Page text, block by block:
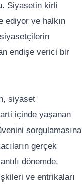
Siyasetin kirli
ediyor ve halkın
endişe verici bir
siyaset
içinde yaşanan
sorgulamasına
gerçek
dönemde,
ve entrikaları